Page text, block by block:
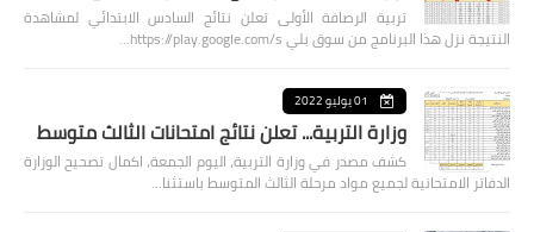
تربية الرصافة الأولى تعلن نتائج السادس الابتدائي لمشاهدة
النتيجة نزل هذا البرنامج من سوق بلي https://play.google.com/s…
01 يوليو 2022
وزارة التربية... تعلن نتائج امتحانات الثالث متوسط
كشف مصدر في وزارة التربية، اليوم الجمعة، اكمال تصحيح الوزارة
الدفاتر الامتحانية لجميع مواد مرحلة الثالث المتوسط باستثنا…